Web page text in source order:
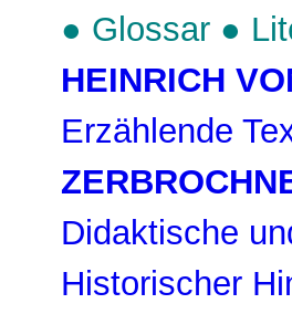
● Glossar ●
HEINRICH
Erzählende
Didaktische
Historischer